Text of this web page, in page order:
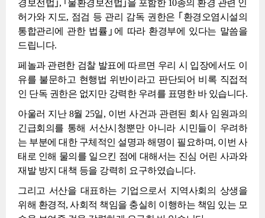
경보전법｣, ｢물환경보전법｣을 포함한 10종의 환경 관련 인
허가와 지도, 점검 등 관리 감독 권한은 ｢환경오염시설의
통합관리에 관한 법률｣에 따라 환경부에 있다는 말씀을
드립니다.
페놀과 관련한 검찰 발표에 따르면 우리 시 입장에서도 이
유를 불문하고 현행법 위반이라고 판단되어 비록 직접적
인 단독 권한은 없지만 강력한 우려를 표명한 바 있습니다.
아울러 지난 8월 25일, 이번 사건과 관련된 회사 임원과의
긴급회의를 통해 서산시청뿐만 아니라 시민들이 우려하
는 부분에 대한 구체적인 설명과 해명이 필요하며, 이번 사
태로 인해 물의를 일으킨 점에 대해서는 진심 어린 사과와
재발 방지 대책 등을 강력히 요구하였습니다.
그리고 서산을 대표하는 기업으로서 지역사회의 상생을
위해 환경적, 사회적 책임을 충실히 이행하는 책임 있는 모